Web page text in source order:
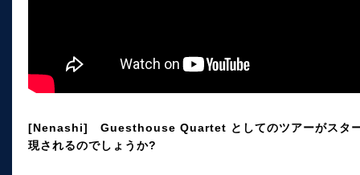
[Nenashi] Guesthouse Quartet としてのツアーがスター
現されるのでしょうか?